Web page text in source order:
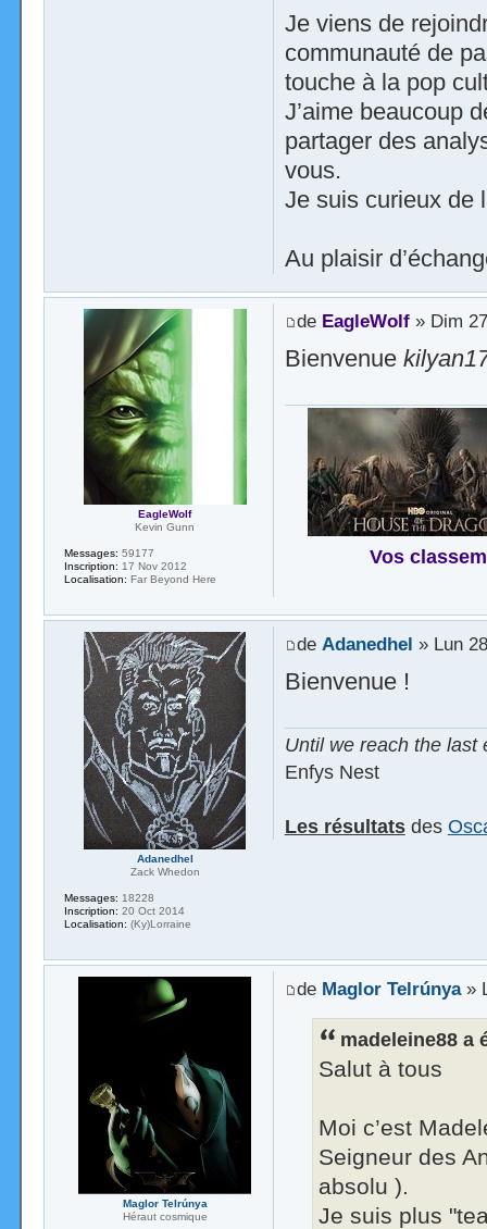
Je viens de
communauté de
touche à la pop
J’aime beaucoup
partager des
vous.
Je suis curieux de
Au plaisir
de EagleWolf» Dim
Bienvenue
Vos
EagleWolf
Kevin Gunn
Messages: 59177
Inscription: 17 Nov 2012
Localisation: Far Beyond Here
de Adanedhel » Lun
Bienvenue !
Until we reach the last
Enfys Nest
Les résultatsdes
Adanedhel
Zack Whedon
Messages: 18228
Inscription: 20 Oct 2014
Localisation: (Ky)Lorraine
de Maglor Telrúnya»
madeleine88 a
Salut à tous
Moi c’est
Seigneur des
absolu ).
Je suis plus
Maglor Telrúnya
Héraut cosmique